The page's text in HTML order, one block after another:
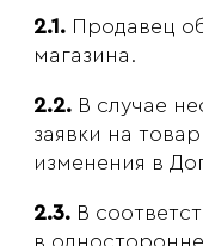
2.1. Продавец
магазина.
2.2. В случае
заявки на
изменения в
2.3. В
в